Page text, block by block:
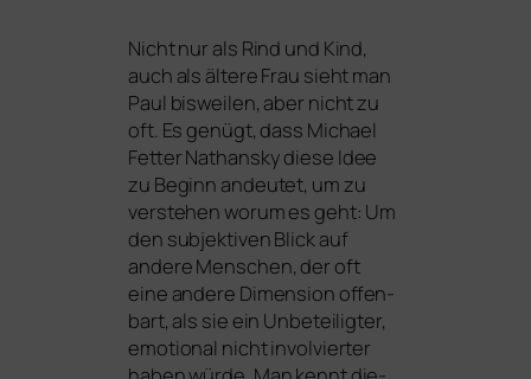
Nicht nur als Rind und Kind,
auch als älte­re Frau sieht man
Paul bis­wei­len, aber nicht zu
oft. Es genügt, dass Michael
Fetter Nathansky die­se Idee
zu Beginn andeu­tet, um zu
ver­ste­hen wor­um es geht: Um
den sub­jek­ti­ven Blick auf
ande­re Menschen, der oft
eine ande­re Dimension offen­
bart, als sie ein Unbeteiligter,
emo­tio­nal nicht invol­vier­ter